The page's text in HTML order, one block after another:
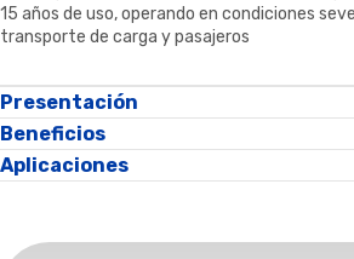
15 años de uso, operando en condiciones
transporte de carga y pasajeros
Presentación
Beneficios
Aplicaciones